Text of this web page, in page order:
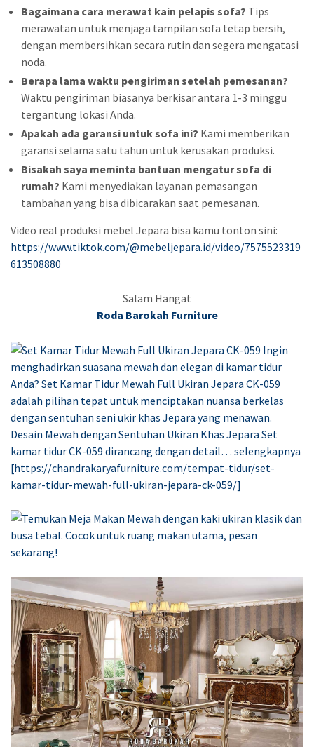
Bagaimana cara merawat kain pelapis sofa? Tips
merawatan untuk menjaga tampilan sofa tetap bersih,
dengan membersihkan secara rutin dan segera mengatasi
noda.
Berapa lama waktu pengiriman setelah pemesanan?
Waktu pengiriman biasanya berkisar antara 1-3 minggu
tergantung lokasi Anda.
Apakah ada garansi untuk sofa ini? Kami memberikan
garansi selama satu tahun untuk kerusakan produksi.
Bisakah saya meminta bantuan mengatur sofa di
rumah? Kami menyediakan layanan pemasangan
tambahan yang bisa dibicarakan saat pemesanan.
Video real produksi mebel Jepara bisa kamu tonton sini:
https://www.tiktok.com/@mebeljepara.id/video/7575523319
613508880
Salam Hangat
Roda Barokah Furniture